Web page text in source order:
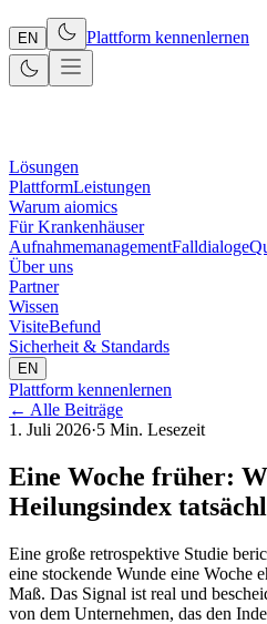
EN Plattform kennenlernen
Lösungen
PlattformLeistungen
Warum aiomics
Für Krankenhäuser
AufnahmemanagementFalldialoge
Über uns
Partner
Wissen
VisiteBefund
Sicherheit & Standards
EN
Plattform kennenlernen
← Alle Beiträge
1. Juli 2026·5 Min. Lesezeit
Eine Woche früher:
Heilungsindex
Eine große retrospektive Studie
eine stockende Wunde eine Woche
Maß. Das Signal ist real und
von dem Unternehmen, das den